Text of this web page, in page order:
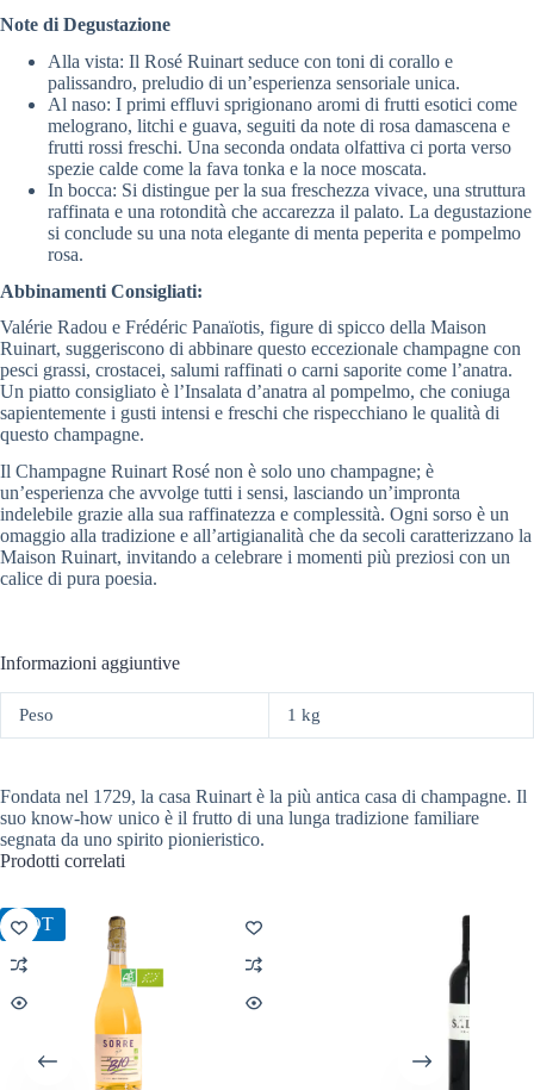
Note di Degustazione
Alla vista: Il Rosé Ruinart seduce con toni di corallo e
palissandro, preludio di un’esperienza sensoriale unica.
Al naso: I primi effluvi sprigionano aromi di frutti esotici come
melograno, litchi e guava, seguiti da note di rosa damascena e
frutti rossi freschi. Una seconda ondata olfattiva ci porta verso
spezie calde come la fava tonka e la noce moscata.
In bocca: Si distingue per la sua freschezza vivace, una struttura
raffinata e una rotondità che accarezza il palato. La degustazione
si conclude su una nota elegante di menta peperita e pompelmo
rosa.
Abbinamenti Consigliati:
Valérie Radou e Frédéric Panaïotis, figure di spicco della Maison
Ruinart, suggeriscono di abbinare questo eccezionale champagne con
pesci grassi, crostacei, salumi raffinati o carni saporite come l’anatra.
Un piatto consigliato è l’Insalata d’anatra al pompelmo, che coniuga
sapientemente i gusti intensi e freschi che rispecchiano le qualità di
questo champagne.
Il Champagne Ruinart Rosé non è solo uno champagne; è
un’esperienza che avvolge tutti i sensi, lasciando un’impronta
indelebile grazie alla sua raffinatezza e complessità. Ogni sorso è un
omaggio alla tradizione e all’artigianalità che da secoli caratterizzano la
Maison Ruinart, invitando a celebrare i momenti più preziosi con un
calice di pura poesia.
Informazioni aggiuntive
Peso 1 kg
Fondata nel 1729, la casa Ruinart è la più antica casa di champagne. Il
suo know-how unico è il frutto di una lunga tradizione familiare
segnata da uno spirito pionieristico.
Prodotti correlati
HOT